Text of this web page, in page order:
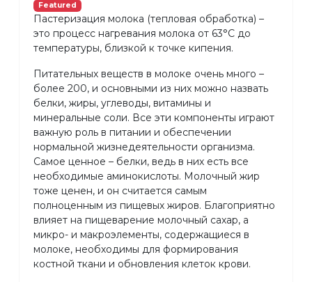
Featured
Пастеризация молока (тепловая обработка) –
это процесс нагревания молока от 63°С до
температуры, близкой к точке кипения.
Питательных веществ в молоке очень много –
более 200, и основными из них можно назвать
белки, жиры, углеводы, витамины и
минеральные соли. Все эти компоненты играют
важную роль в питании и обеспечении
нормальной жизнедеятельности организма.
Самое ценное – белки, ведь в них есть все
необходимые аминокислоты. Молочный жир
тоже ценен, и он считается самым
полноценным из пищевых жиров. Благоприятно
влияет на пищеварение молочный сахар, а
микро- и макроэлементы, содержащиеся в
молоке, необходимы для формирования
костной ткани и обновления клеток крови.